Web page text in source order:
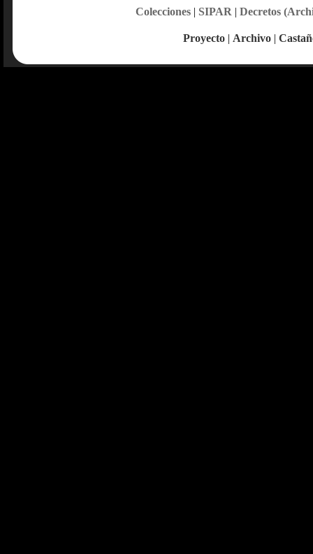
Colecciones| SIPAR | Decretos
Proyecto | Archivo |